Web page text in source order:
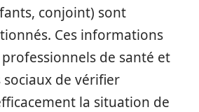
conjoint) sont
Ces informations
de santé et
de vérifier
la situation de